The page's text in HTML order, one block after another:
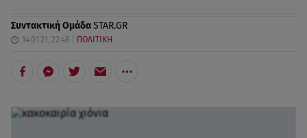
Συντακτική ΟμάδαSTAR.GR
14.01.21, 22:48 ΠΟΛΙΤΙΚΗ